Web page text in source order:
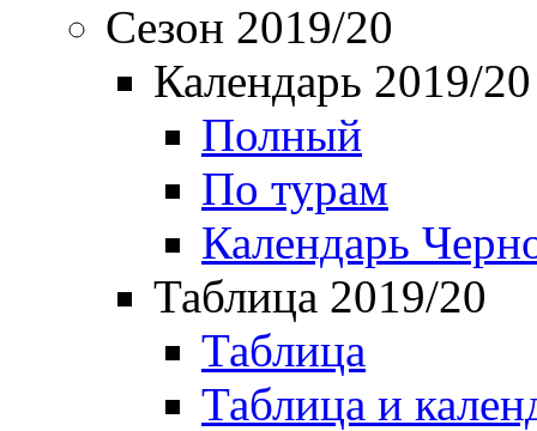
Сезон 2019/20
Календарь 2019/20
Полный
По турам
Календарь
Таблица 2019/20
Таблица
Таблица и